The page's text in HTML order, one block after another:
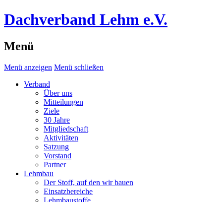
Dachverband Lehm e.V.
Menü
Menü anzeigen Menü schließen
Verband
Über uns
Mitteilungen
Ziele
30 Jahre
Mitgliedschaft
Aktivitäten
Satzung
Vorstand
Partner
Lehmbau
Der Stoff, auf den wir bauen
Einsatzbereiche
Lehmbaustoffe